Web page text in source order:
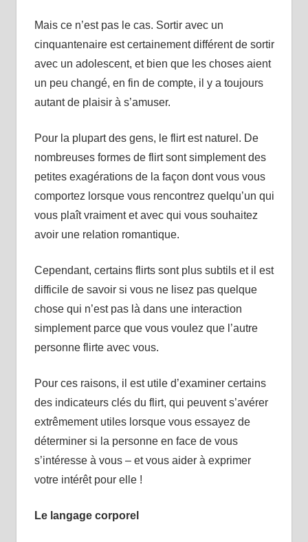
Mais ce n’est pas le cas. Sortir avec un
cinquantenaire est certainement différent de sortir
avec un adolescent, et bien que les choses aient
un peu changé, en fin de compte, il y a toujours
autant de plaisir à s’amuser.
Pour la plupart des gens, le flirt est naturel. De
nombreuses formes de flirt sont simplement des
petites exagérations de la façon dont vous vous
comportez lorsque vous rencontrez quelqu’un qui
vous plaît vraiment et avec qui vous souhaitez
avoir une relation romantique.
Cependant, certains flirts sont plus subtils et il est
difficile de savoir si vous ne lisez pas quelque
chose qui n’est pas là dans une interaction
simplement parce que vous voulez que l’autre
personne flirte avec vous.
Pour ces raisons, il est utile d’examiner certains
des indicateurs clés du flirt, qui peuvent s’avérer
extrêmement utiles lorsque vous essayez de
déterminer si la personne en face de vous
s’intéresse à vous – et vous aider à exprimer
votre intérêt pour elle !
Le langage corporel